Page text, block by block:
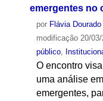
emergentes no
por Flávia Dourado
modificação20/03/
público,
O encontro
uma análise
emergentes,